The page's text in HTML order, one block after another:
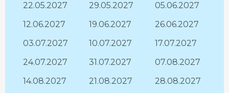
22.05.2027
29.05.2027
05.06.2027
12.06.2027
19.06.2027
26.06.2027
03.07.2027
10.07.2027
17.07.2027
24.07.2027
31.07.2027
07.08.2027
14.08.2027
21.08.2027
28.08.2027